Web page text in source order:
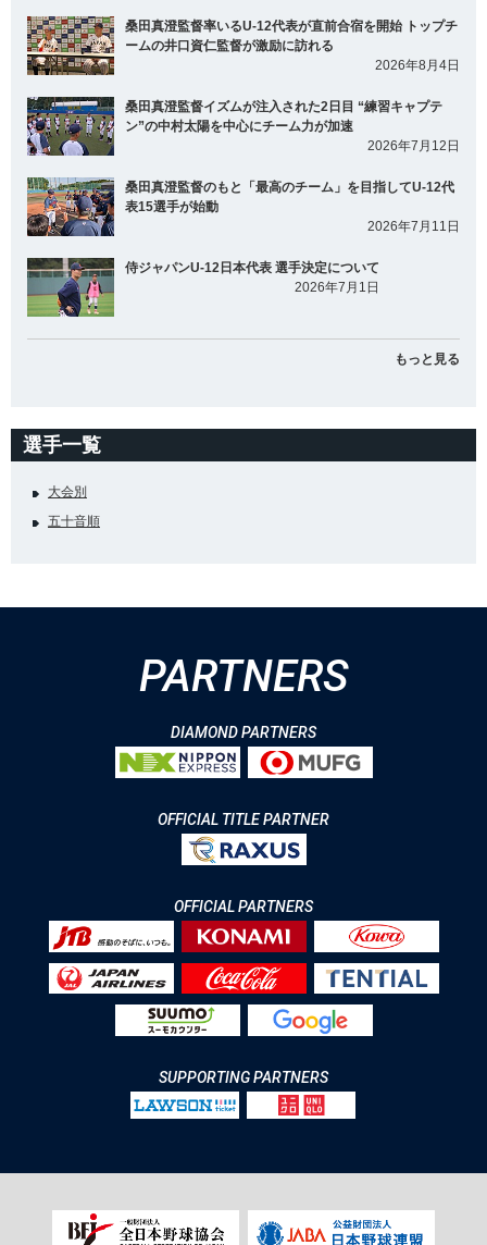
桑田真澄監督率いるU-12代表が直前合宿を開始 トップチ
ームの井口資仁監督が激励に訪れる
2026年8月4日
桑田真澄監督イズムが注入された2日目 “練習キャプテ
ン”の中村太陽を中心にチーム力が加速
2026年7月12日
桑田真澄監督のもと「最高のチーム」を目指してU-12代
表15選手が始動
2026年7月11日
侍ジャパンU-12日本代表 選手決定について
2026年7月1日
もっと見る
選手一覧
大会別
五十音順
PARTNERS
DIAMOND PARTNERS
OFFICIAL TITLE PARTNER
OFFICIAL PARTNERS
SUPPORTING PARTNERS